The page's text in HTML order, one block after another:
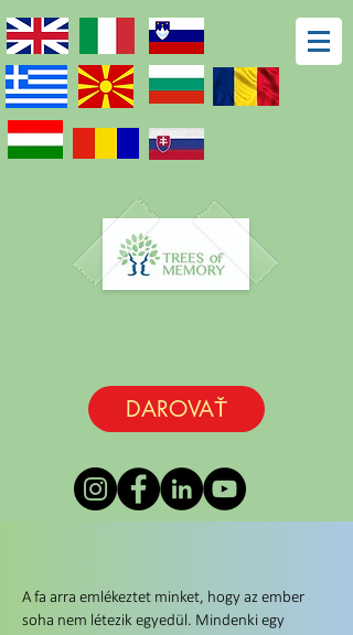
DAROVAŤ
A fa arra emlékeztet minket, hogy az ember
soha nem létezik egyedül. Mindenki egy